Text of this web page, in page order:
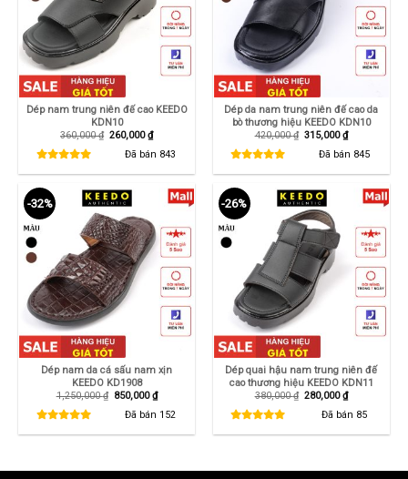
Dép nam trung niên đế cao KEEDO
KDN10
360,000₫ Giá
260,000₫Giá
hiện
tại
Đã bán 843
Dép da nam trung niên đế cao da
bò thương hiệu KEEDO KDN10
420,000₫ Giá
315,000₫Giá
hiện
tại
Đã bán 845
-32%
Dép nam da cá sấu nam xịn
KEEDO KD1908
1,250,000₫ Giá
850,000₫Giá
hiện
tại
Đã bán 152
-26%
Dép quai hậu nam trung niên đế
cao thương hiệu KEEDO KDN11
380,000₫ Giá
280,000₫Giá
hiện
tại
Đã bán 85